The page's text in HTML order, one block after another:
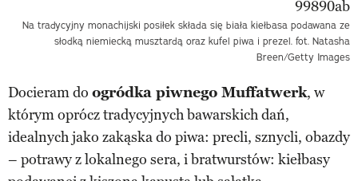
Na tradycyjny monachijski posiłek składa się biała kiełbasa podawana ze
słodką niemiecką musztardą oraz kufel piwa i prezel. fot. Natasha
Breen/Getty Images
Docieram do ogródka piwnego Muffatwerk, w
którym oprócz tradycyjnych bawarskich dań,
idealnych jako zakąska do piwa: precli, sznycli, obazdy
– potrawy z lokalnego sera, i bratwurstów: kiełbasy